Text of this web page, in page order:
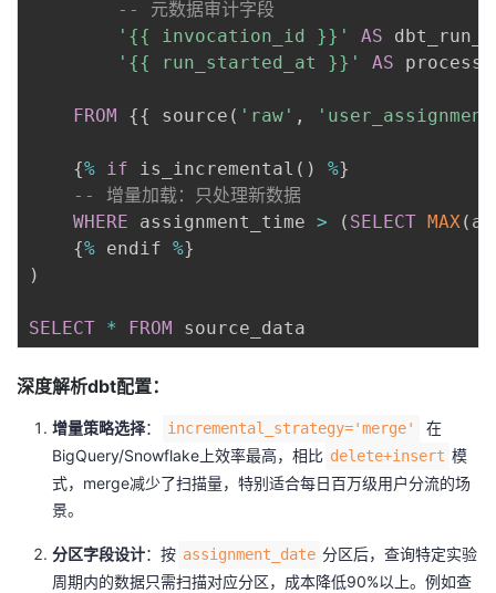
-- 元数据审计字段
'{{ invocation_id }}'
AS
'{{ run_started_at }}'
AS
FROM {{ source ( 'raw' ,
    {
% if is_incremental ( ) %}
-- 增量加载：只处理新数据
WHERE assignment_time > ( SELECT MAX(
    {
% endif %
)
SELECT * FROM
深度解析dbt配置：
增量策略选择： incremental_strategy='merge'
在
BigQuery/Snowflake上效率最高，相比 delete+insert 模
式，merge减少了扫描量，特别适合每日百万级用户分流的场
景。
分区字段设计：按 assignment_date 分区后，查询特定实验
周期内的数据只需扫描对应分区，成本降低90%以上。例如查